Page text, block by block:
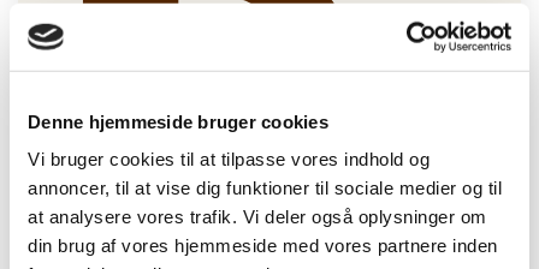
Denne hjemmeside bruger cookies
Vi bruger cookies til at tilpasse vores indhold og
annoncer, til at vise dig funktioner til sociale medier og til
at analysere vores trafik. Vi deler også oplysninger om
din brug af vores hjemmeside med vores partnere inden
Altid faglig kompetent